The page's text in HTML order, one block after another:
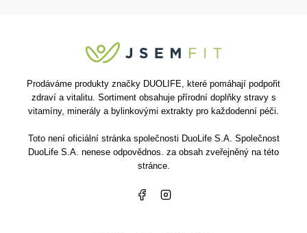
Prodáváme produkty značky DUOLIFE, které pomáhají podpořit
zdraví a vitalitu. Sortiment obsahuje přírodní doplňky stravy s
vitamíny, minerály a bylinkovými extrakty pro každodenní péči.
Toto není oficiální stránka společnosti DuoLife S.A. Společnost
DuoLife S.A. nenese odpovědnos. za obsah zveřejněný na této
stránce.